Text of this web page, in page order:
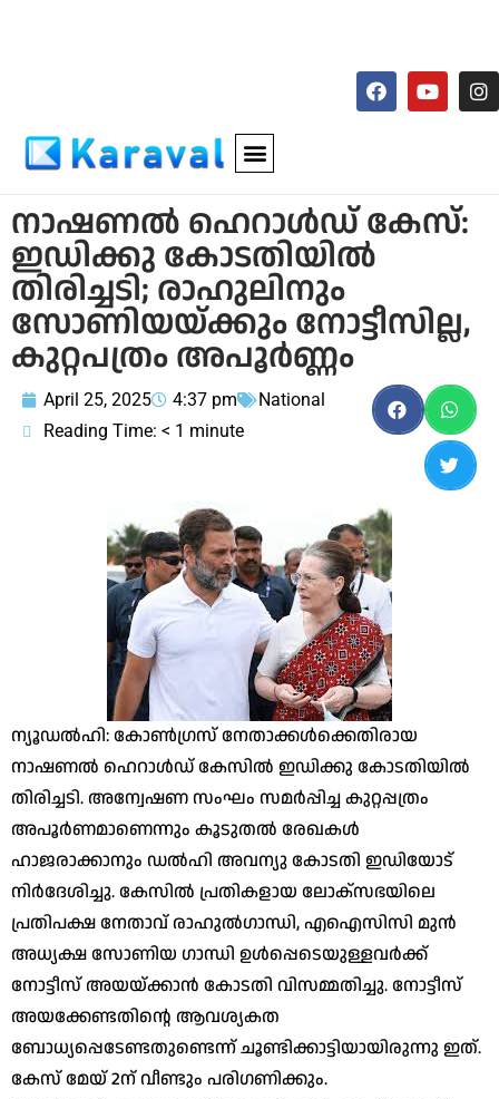
നാഷണല്‍ ഹെറാള്‍ഡ് കേസ്:
ഇഡിക്കു കോടതിയില്‍
തിരിച്ചടി; രാഹുലിനും
സോണിയയ്ക്കും നോട്ടീസില്ല,
കുറ്റപത്രം അപൂര്‍ണ്ണം
April 25, 2025 4:37 pm
National
Reading Time: < 1 minute
ന്യൂഡല്‍ഹി: കോണ്‍ഗ്രസ് നേതാക്കള്‍ക്കെതിരായ
നാഷണല്‍ ഹെറാള്‍ഡ് കേസില്‍ ഇഡിക്കു കോടതിയില്‍
തിരിച്ചടി. അന്വേഷണ സംഘം സമര്‍പ്പിച്ച കുറ്റപ്പത്രം
അപൂര്‍ണമാണെന്നും കൂടുതല്‍ രേഖകള്‍
ഹാജരാക്കാനും ഡല്‍ഹി അവന്യു കോടതി ഇഡിയോട്
നിര്‍ദേശിച്ചു. കേസില്‍ പ്രതികളായ ലോക്‌സഭയിലെ
പ്രതിപക്ഷ നേതാവ് രാഹുല്‍ഗാന്ധി, എഐസിസി മുന്‍
അധ്യക്ഷ സോണിയ ഗാന്ധി ഉള്‍പ്പെടെയുള്ളവര്‍ക്ക്
നോട്ടീസ് അയയ്ക്കാന്‍ കോടതി വിസമ്മതിച്ചു. നോട്ടീസ്
അയക്കേണ്ടതിന്റെ ആവശ്യകത
ബോധ്യപ്പെടേണ്ടതുണ്ടെന്ന് ചൂണ്ടിക്കാട്ടിയായിരുന്നു ഇത്.
കേസ് മേയ് 2ന് വീണ്ടും പരിഗണിക്കും.